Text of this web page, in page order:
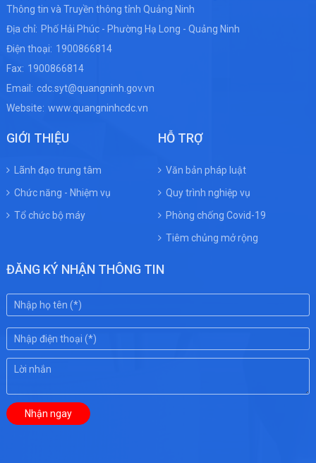
Thông tin và Truyền thông tỉnh Quảng Ninh
Địa chỉ: Phố Hải Phúc - Phường Hạ Long - Quảng Ninh
Điện thoại: 1900866814
Fax: 1900866814
Email: cdc.syt@quangninh.gov.vn
Website: www.quangninhcdc.vn
GIỚI THIỆU
Lãnh đạo trung tâm
Chức năng - Nhiệm vụ
Tổ chức bộ máy
HỖ TRỢ
Văn bản pháp luật
Quy trình nghiệp vụ
Phòng chống Covid-19
Tiêm chủng mở rộng
ĐĂNG KÝ NHẬN THÔNG TIN